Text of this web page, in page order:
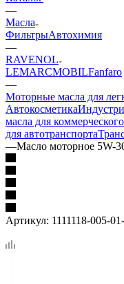
—
Масла
ФильтрыАвтохимия
—
RAVENOL
LEMARCMOBILFanfaro
—
Моторные масла для
Автокосметика
масла для
для автотранспорта
—Масло моторное 5W-
Артикул: 1111118-005-